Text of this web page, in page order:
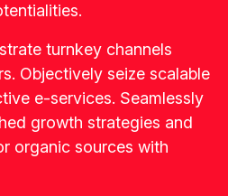
turnkey channels
Objectively seize scalable
e-services. Seamlessly
growth strategies and
organic sources with